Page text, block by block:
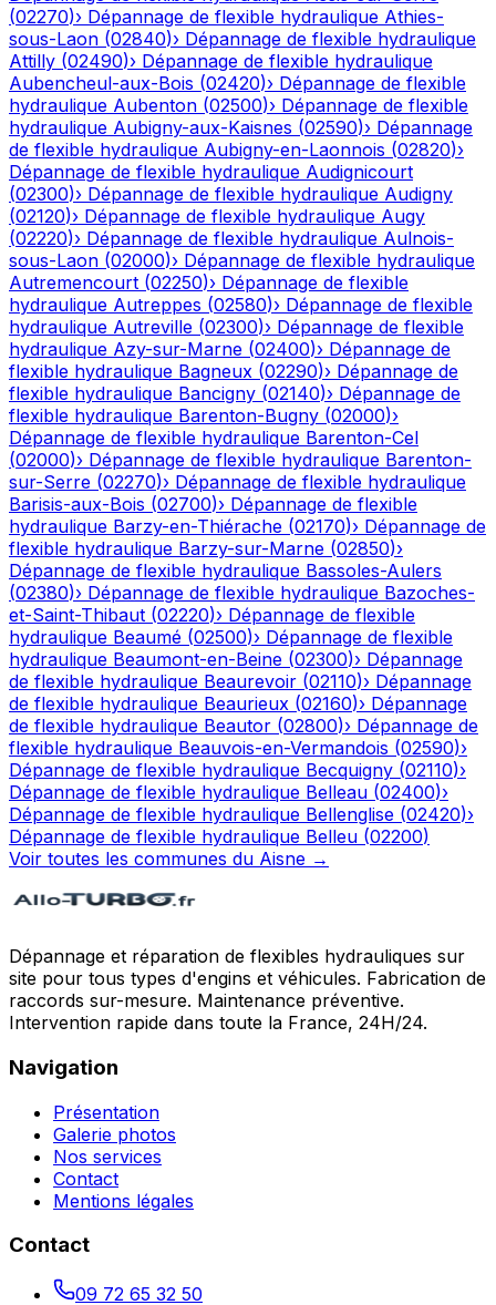
(02270)› Dépannage de flexible hydraulique Athies-
sous-Laon (02840)› Dépannage de flexible hydraulique
Attilly (02490)› Dépannage de flexible hydraulique
Aubencheul-aux-Bois (02420)› Dépannage de flexible
hydraulique Aubenton (02500)› Dépannage de flexible
hydraulique Aubigny-aux-Kaisnes (02590)› Dépannage
de flexible hydraulique Aubigny-en-Laonnois (02820)›
Dépannage de flexible hydraulique Audignicourt
(02300)› Dépannage de flexible hydraulique Audigny
(02120)› Dépannage de flexible hydraulique Augy
(02220)› Dépannage de flexible hydraulique Aulnois-
sous-Laon (02000)› Dépannage de flexible hydraulique
Autremencourt (02250)› Dépannage de flexible
hydraulique Autreppes (02580)› Dépannage de flexible
hydraulique Autreville (02300)› Dépannage de flexible
hydraulique Azy-sur-Marne (02400)› Dépannage de
flexible hydraulique Bagneux (02290)› Dépannage de
flexible hydraulique Bancigny (02140)› Dépannage de
flexible hydraulique Barenton-Bugny (02000)›
Dépannage de flexible hydraulique Barenton-Cel
(02000)› Dépannage de flexible hydraulique Barenton-
sur-Serre (02270)› Dépannage de flexible hydraulique
Barisis-aux-Bois (02700)› Dépannage de flexible
hydraulique Barzy-en-Thiérache (02170)› Dépannage de
flexible hydraulique Barzy-sur-Marne (02850)›
Dépannage de flexible hydraulique Bassoles-Aulers
(02380)› Dépannage de flexible hydraulique Bazoches-
et-Saint-Thibaut (02220)› Dépannage de flexible
hydraulique Beaumé (02500)› Dépannage de flexible
hydraulique Beaumont-en-Beine (02300)› Dépannage
de flexible hydraulique Beaurevoir (02110)› Dépannage
de flexible hydraulique Beaurieux (02160)› Dépannage
de flexible hydraulique Beautor (02800)› Dépannage de
flexible hydraulique Beauvois-en-Vermandois (02590)›
Dépannage de flexible hydraulique Becquigny (02110)›
Dépannage de flexible hydraulique Belleau (02400)›
Dépannage de flexible hydraulique Bellenglise (02420)›
Dépannage de flexible hydraulique Belleu (02200)
Voir toutes les communes du Aisne →
Dépannage et réparation de flexibles hydrauliques sur
site pour tous types d'engins et véhicules. Fabrication de
raccords sur-mesure. Maintenance préventive.
Intervention rapide dans toute la France, 24H/24.
Navigation
Présentation
Galerie photos
Nos services
Contact
Mentions légales
Contact
09 72 65 32 50